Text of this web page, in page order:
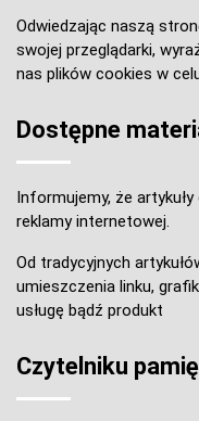
Odwiedzając naszą
swojej przeglądarki,
nas plików cookies w
Dostępne
Informujemy, że
reklamy internetowej.
Od tradycyjnych
umieszczenia linku,
usługę bądź produkt
Czytelniku